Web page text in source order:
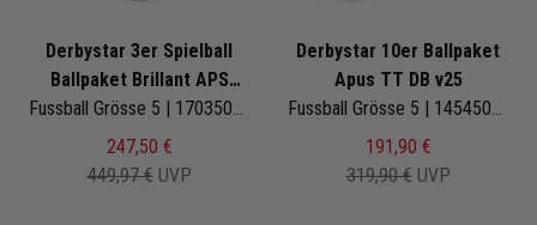
Derbystar 3er Spielball
Ballpaket Brillant APS
Classic 22
Fussball Grösse 5 | 1703500100 | Fußbälle Set 3-teilig
247,50 €
449,97 € UVP
Derbystar 10er Ballpaket
Apus TT DB v25
Fussball Grösse 5 | 1454500160 | Fußbälle Set 10-teilig
191,90 €
319,90 € UVP